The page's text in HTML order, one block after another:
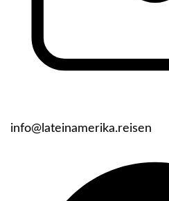
info@lateinamerika.reisen